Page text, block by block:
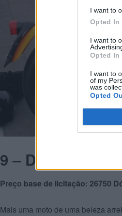
I want to
Opted In
I want to
Opted In
I want to
of my
was
Opted
9 – Ducati 750
Preço base de licitação: 26750
Mais uma moto de uma beleza